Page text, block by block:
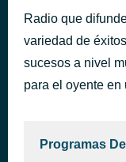
Don't Stop
Journey
Lose Control
Radio que
variedad de
sucesos a nivel
para el oyente en
Programas